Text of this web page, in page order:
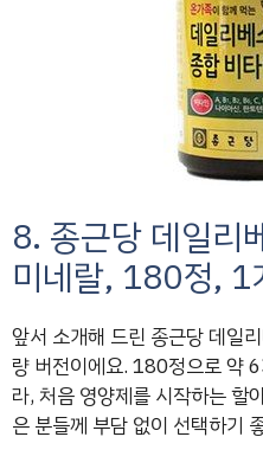
8. 종근당 데일리
미네랄, 180정, 1
앞서 소개해 드린 종근당 데일
량 버전이에요. 180정으로 약
라, 처음 영양제를 시작하는 할
은 분들께 부담 없이 선택하기